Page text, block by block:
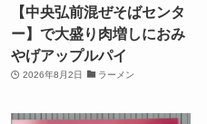
【中央弘前混ぜそばセンタ
ー】で大盛り肉増しにおみ
やげアップルパイ
2026年8月2日 ラーメン